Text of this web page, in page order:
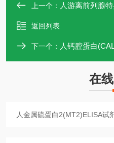
上一个： 人游离前列腺
返回列表
下一个： 人钙腔蛋白
在